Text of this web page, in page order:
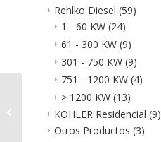
Rehlko Diesel (59)
1 - 60 KW (24)
61 - 300 KW (9)
301 - 750 KW (9)
751 - 1200 KW (4)
> 1200 KW (13)
KOHLER Residencial (9)
Otros Productos (3)
Planta Eléctrica Rehlko
12 KW MOD K12UM
Monofásica